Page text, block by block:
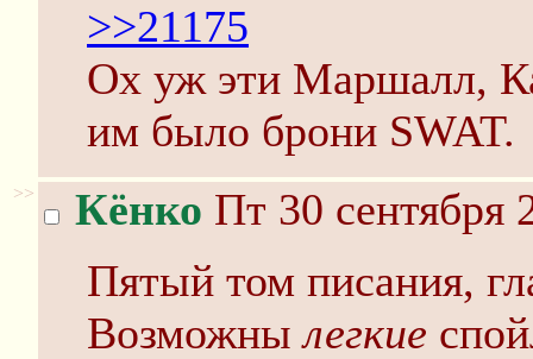
>>21175
Ох уж эти Маршалл,
им было брони SWAT.
>> Кёнко Пт 30 сентября
Пятый том писания,
Возможнылегкие